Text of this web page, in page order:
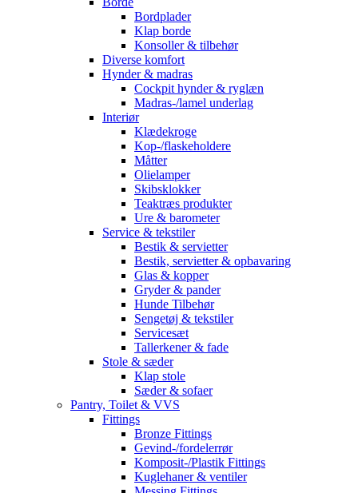
Bordplader
Klap borde
Konsoller & tilbehør
Diverse komfort
Hynder & madras
Cockpit hynder & ryglæn
Madras-/lamel underlag
Interiør
Klædekroge
Kop-/flaskeholdere
Måtter
Olielamper
Skibsklokker
Teaktræs produkter
Ure & barometer
Service & tekstiler
Bestik & servietter
Bestik, servietter & opbavaring
Glas & kopper
Gryder & pander
Hunde Tilbehør
Sengetøj & tekstiler
Servicesæt
Tallerkener & fade
Stole & sæder
Klap stole
Sæder & sofaer
Pantry, Toilet & VVS
Fittings
Bronze Fittings
Gevind-/fordelerrør
Komposit-/Plastik Fittings
Kuglehaner & ventiler